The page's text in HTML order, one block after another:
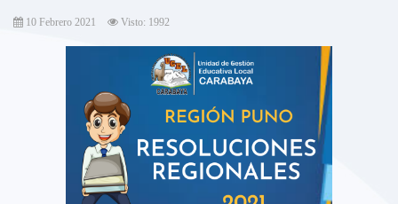
10 Febrero 2021 Visto: 1992